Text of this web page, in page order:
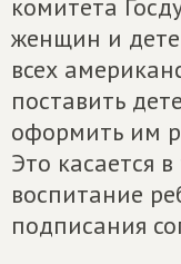
комитета
женщин и
всех
поставить
оформить им
Это касается
воспитание
подписания